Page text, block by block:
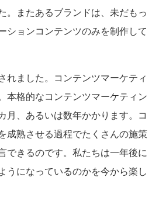
。またあるブランドは、未だもっ
ションコンテンツのみを制作して
れました。コンテンツマーケティ
本格的なコンテンツマーケティン
月、あるいは数年かかります。コ
成熟させる過程でたくさんの施策
できるのです。私たちは一年後に
うになっているのかを今から楽し